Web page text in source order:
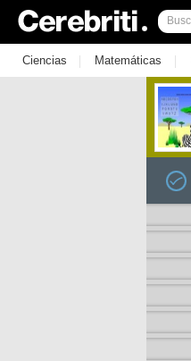
Ciencias | Matemáticas |